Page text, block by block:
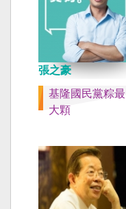
張之豪
基隆國民黨粽最
大顆